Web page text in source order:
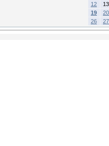
12
13
19
20
26
27